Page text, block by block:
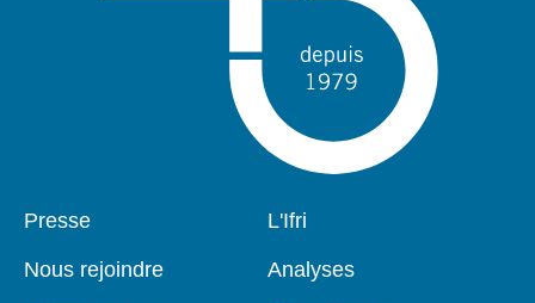
Pied
Presse
Nous rejoindre
Navigation
L'Ifri
Analyses